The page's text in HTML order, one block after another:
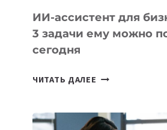
ИИ-ассистент для
3 задачи ему можно
сегодня
ЧИТАТЬ ДАЛЕЕ ИИ-
БИЗНЕСА: